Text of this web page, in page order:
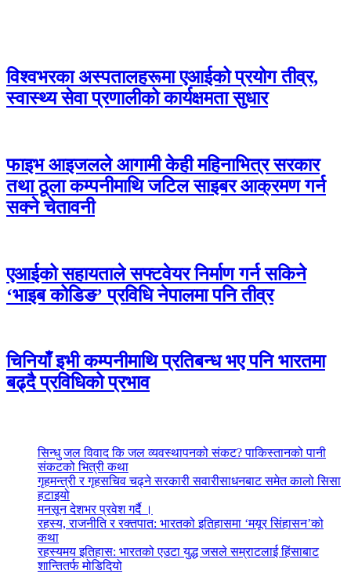
विश्वभरका अस्पतालहरूमा एआईको प्रयोग तीव्र,
स्वास्थ्य सेवा प्रणालीको कार्यक्षमता सुधार
फाइभ आइजलले आगामी केही महिनाभित्र सरकार
तथा ठूला कम्पनीमाथि जटिल साइबर आक्रमण गर्न
सक्ने चेतावनी
एआईको सहायताले सफ्टवेयर निर्माण गर्न सकिने
‘भाइब कोडिङ’ प्रविधि नेपालमा पनि तीव्र
चिनियाँ इभी कम्पनीमाथि प्रतिबन्ध भए पनि भारतमा
बढ्दै प्रविधिको प्रभाव
सिन्धु जल विवाद कि जल व्यवस्थापनको संकट? पाकिस्तानको पानी
संकटको भित्री कथा
गृहमन्त्री र गृहसचिव चढ्ने सरकारी सवारीसाधनबाट समेत कालो सिसा
हटाइयो
मनसून देशभर प्रवेश गर्दै ।
रहस्य, राजनीति र रक्तपात: भारतको इतिहासमा ‘मयूर सिंहासन’को
कथा
रहस्यमय इतिहास: भारतको एउटा युद्ध जसले सम्राटलाई हिंसाबाट
शान्तितर्फ मोडिदियो